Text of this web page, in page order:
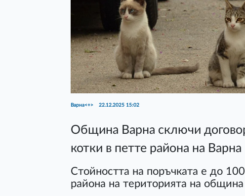
Варна<+> 22.12.2025 15:02
Община Варна сключи
котки в петте района на Варна
Стойността на поръчката е до
района на територията на